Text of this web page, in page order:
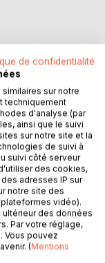
de confidentialité
sur notre
techniquement
d'analyse (par
ainsi que le suivi
sur notre site et la
de suivi à
suivi côté serveur
des cookies,
adresses IP sur
notre site des
vidéo).
ultérieur des données
Par votre réglage,
Vous pouvez
(Mentions